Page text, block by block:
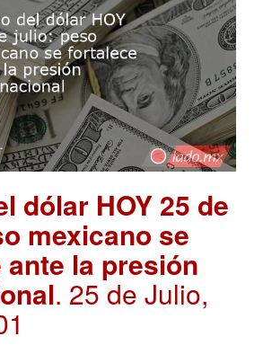
dólar HOY 25 de
mexicano se
la presión
. 25 de Julio,